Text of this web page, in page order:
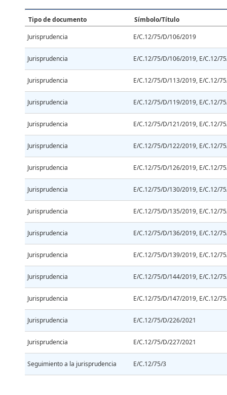
Tipo de documento
Símbolo/Título
Jurisprudencia
E/C.12/75/D/106/2019
Jurisprudencia E/C.12/75/D/106/2019, E/C.12/
Jurisprudencia E/C.12/75/D/113/2019, E/C.12/
Jurisprudencia E/C.12/75/D/119/2019, E/C.12/
Jurisprudencia E/C.12/75/D/121/2019, E/C.12/
Jurisprudencia E/C.12/75/D/122/2019, E/C.12/
Jurisprudencia E/C.12/75/D/126/2019, E/C.12/
Jurisprudencia E/C.12/75/D/130/2019, E/C.12/
Jurisprudencia E/C.12/75/D/135/2019, E/C.12/
Jurisprudencia E/C.12/75/D/136/2019, E/C.12/
Jurisprudencia E/C.12/75/D/139/2019, E/C.12/
Jurisprudencia E/C.12/75/D/144/2019, E/C.12/
Jurisprudencia E/C.12/75/D/147/2019, E/C.12/
Jurisprudencia E/C.12/75/D/226/2021
Jurisprudencia E/C.12/75/D/227/2021
Seguimiento a la jurisprudencia E/C.12/75/3